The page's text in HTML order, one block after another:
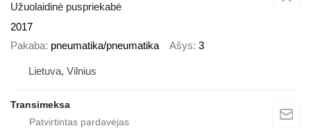
Užuolaidinė puspriekabė
2017
Pakaba pneumatika/pneumatika Ašys 3
Lietuva, Vilnius
Transimeksa